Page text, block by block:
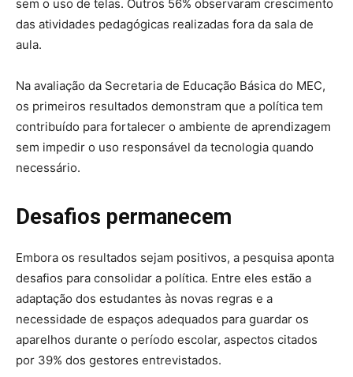
sem o uso de telas. Outros 56% observaram crescimento
das atividades pedagógicas realizadas fora da sala de
aula.
Na avaliação da Secretaria de Educação Básica do MEC,
os primeiros resultados demonstram que a política tem
contribuído para fortalecer o ambiente de aprendizagem
sem impedir o uso responsável da tecnologia quando
necessário.
Desafios permanecem
Embora os resultados sejam positivos, a pesquisa aponta
desafios para consolidar a política. Entre eles estão a
adaptação dos estudantes às novas regras e a
necessidade de espaços adequados para guardar os
aparelhos durante o período escolar, aspectos citados
por 39% dos gestores entrevistados.